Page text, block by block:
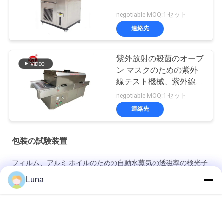
negotiable MOQ:1 セット
連絡先
紫外放射の殺菌のオーブ
ン マスクのための紫外
線テスト機械、紫外線滅
菌装置機械
negotiable MOQ:1 セット
連絡先
包装の試験装置
フィルム、アルミ ホイルのための自動水蒸気の透磁率の検光子
ASTM D642の段ボール箱のクラッシュの圧縮の抵抗力があるテ
スター
Luna